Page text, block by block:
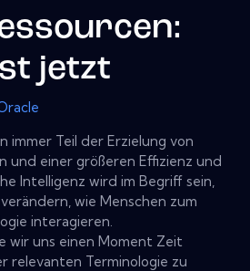
jetzt
immer Teil der Erzielung von
und einer größeren Effizienz und
Intelligenz wird im Begriff sein,
wie Menschen zum
interagieren.
wir uns einen Moment Zeit
relevanten Terminologie zu